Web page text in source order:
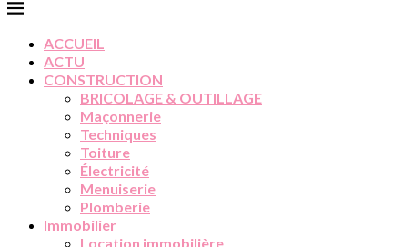
ACCUEIL
ACTU
CONSTRUCTION
BRICOLAGE & OUTILLAGE
Maçonnerie
Techniques
Toiture
Électricité
Menuiserie
Plomberie
Immobilier
Location immobilière